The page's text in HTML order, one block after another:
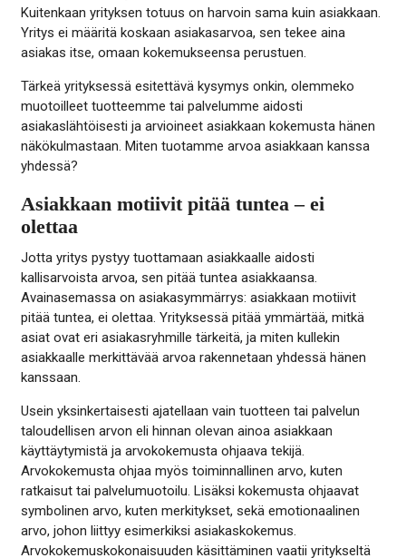
Kuitenkaan yrityksen totuus on harvoin sama kuin asiakkaan.
Yritys ei määritä koskaan asiakasarvoa, sen tekee aina
asiakas itse, omaan kokemukseensa perustuen.
Tärkeä yrityksessä esitettävä kysymys onkin, olemmeko
muotoilleet tuotteemme tai palvelumme aidosti
asiakaslähtöisesti ja arvioineet asiakkaan kokemusta hänen
näkökulmastaan. Miten tuotamme arvoa asiakkaan kanssa
yhdessä?
Asiakkaan motiivit pitää tuntea – ei
olettaa
Jotta yritys pystyy tuottamaan asiakkaalle aidosti
kallisarvoista arvoa, sen pitää tuntea asiakkaansa.
Avainasemassa on asiakasymmärrys: asiakkaan motiivit
pitää tuntea, ei olettaa. Yrityksessä pitää ymmärtää, mitkä
asiat ovat eri asiakasryhmille tärkeitä, ja miten kullekin
asiakkaalle merkittävää arvoa rakennetaan yhdessä hänen
kanssaan.
Usein yksinkertaisesti ajatellaan vain tuotteen tai palvelun
taloudellisen arvon eli hinnan olevan ainoa asiakkaan
käyttäytymistä ja arvokokemusta ohjaava tekijä.
Arvokokemusta ohjaa myös toiminnallinen arvo, kuten
ratkaisut tai palvelumuotoilu. Lisäksi kokemusta ohjaavat
symbolinen arvo, kuten merkitykset, sekä emotionaalinen
arvo, johon liittyy esimerkiksi asiakaskokemus.
Arvokokemuskokonaisuuden käsittäminen vaatii yritykseltä